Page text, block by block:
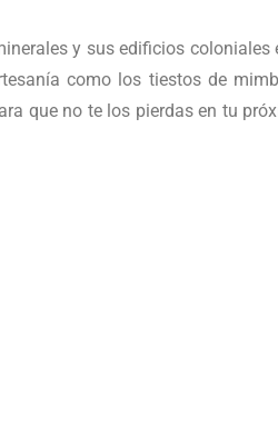
y sus edificios coloniales
como los tiestos de
que no te los pierdas en tu